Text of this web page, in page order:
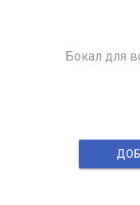
Бокал для